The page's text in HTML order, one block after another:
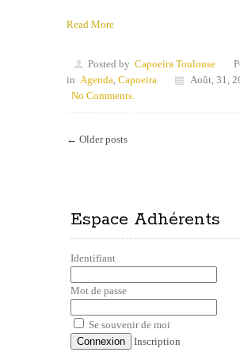
Read More
Posted by Capoeira Toulouse
in Agenda Capoeira
Août, 31,
No Comments.
← Older posts
Espace Adhérents
Identifiant
Mot de passe
Se souvenir de moi
Inscription